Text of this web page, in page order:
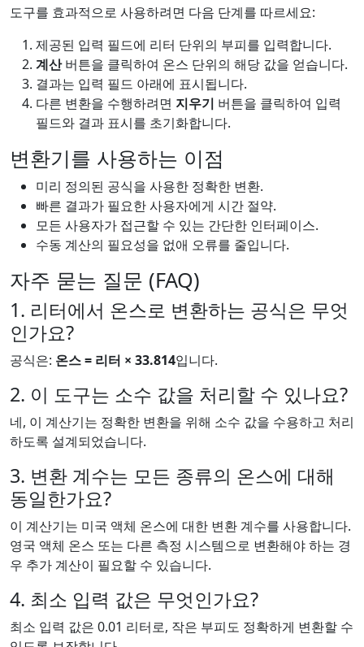
도구를 효과적으로 사용하려면 다음 단계를 따르세요:
제공된 입력 필드에 리터 단위의 부피를 입력합니다.
계산버튼을 클릭하여 온스 단위의 해당 값을 얻습니다.
결과는 입력 필드 아래에 표시됩니다.
다른 변환을 수행하려면 지우기 버튼을 클릭하여 입력
필드와 결과 표시를 초기화합니다.
변환기를 사용하는 이점
미리 정의된 공식을 사용한 정확한 변환.
빠른 결과가 필요한 사용자에게 시간 절약.
모든 사용자가 접근할 수 있는 간단한 인터페이스.
수동 계산의 필요성을 없애 오류를 줄입니다.
자주 묻는 질문 (FAQ)
1. 리터에서 온스로 변환하는 공식은 무엇
인가요?
공식은: 온스 = 리터 × 33.814입니다.
2. 이 도구는 소수 값을 처리할 수 있나요?
네, 이 계산기는 정확한 변환을 위해 소수 값을 수용하고 처리
하도록 설계되었습니다.
3. 변환 계수는 모든 종류의 온스에 대해
동일한가요?
이 계산기는 미국 액체 온스에 대한 변환 계수를 사용합니다.
영국 액체 온스 또는 다른 측정 시스템으로 변환해야 하는 경
우 추가 계산이 필요할 수 있습니다.
4. 최소 입력 값은 무엇인가요?
최소 입력 값은 0.01 리터로, 작은 부피도 정확하게 변환할 수